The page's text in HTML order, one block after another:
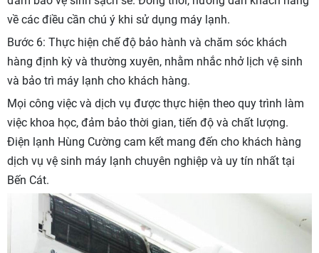
về các điều cần chú ý khi sử dụng máy lạnh.
Bước 6: Thực hiện chế độ bảo hành và chăm sóc khách
hàng định kỳ và thường xuyên, nhằm nhắc nhở lịch vệ sinh
và bảo trì máy lạnh cho khách hàng.
Mọi công việc và dịch vụ được thực hiện theo quy trình làm
việc khoa học, đảm bảo thời gian, tiến độ và chất lượng.
Điện lạnh Hùng Cường cam kết mang đến cho khách hàng
dịch vụ vệ sinh máy lạnh chuyên nghiệp và uy tín nhất tại
Bến Cát.